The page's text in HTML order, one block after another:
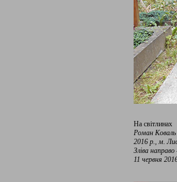
На світлинах
Роман Коваль
2016 р., м.
Зліва
11 червня